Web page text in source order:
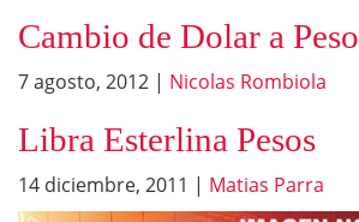
Cambio de Dolar a Peso
7 agosto, 2012 | Nicolas Rombiola
Libra Esterlina Pesos
14 diciembre, 2011 | Matias Parra